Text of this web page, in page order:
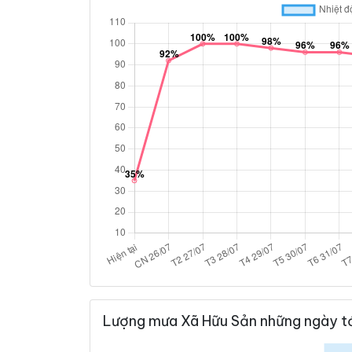
Lượng mưa Xã Hữu Sản những ngày